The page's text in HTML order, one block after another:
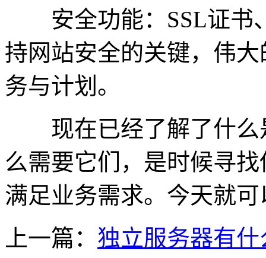
安全功能：SSL证书
持网站安全的关键，伟
务与计划。
现在已经了解了什么
么需要它们，是时候寻
满足业务需求。今天就
上一篇： 独立服务器有什